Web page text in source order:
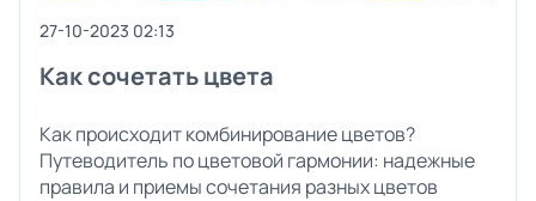
27-10-2023 02:13
Как сочетать цвета
Как происходит комбинирование цветов?
Путеводитель по цветовой гармонии: надежные
правила и приемы сочетания разных цветов